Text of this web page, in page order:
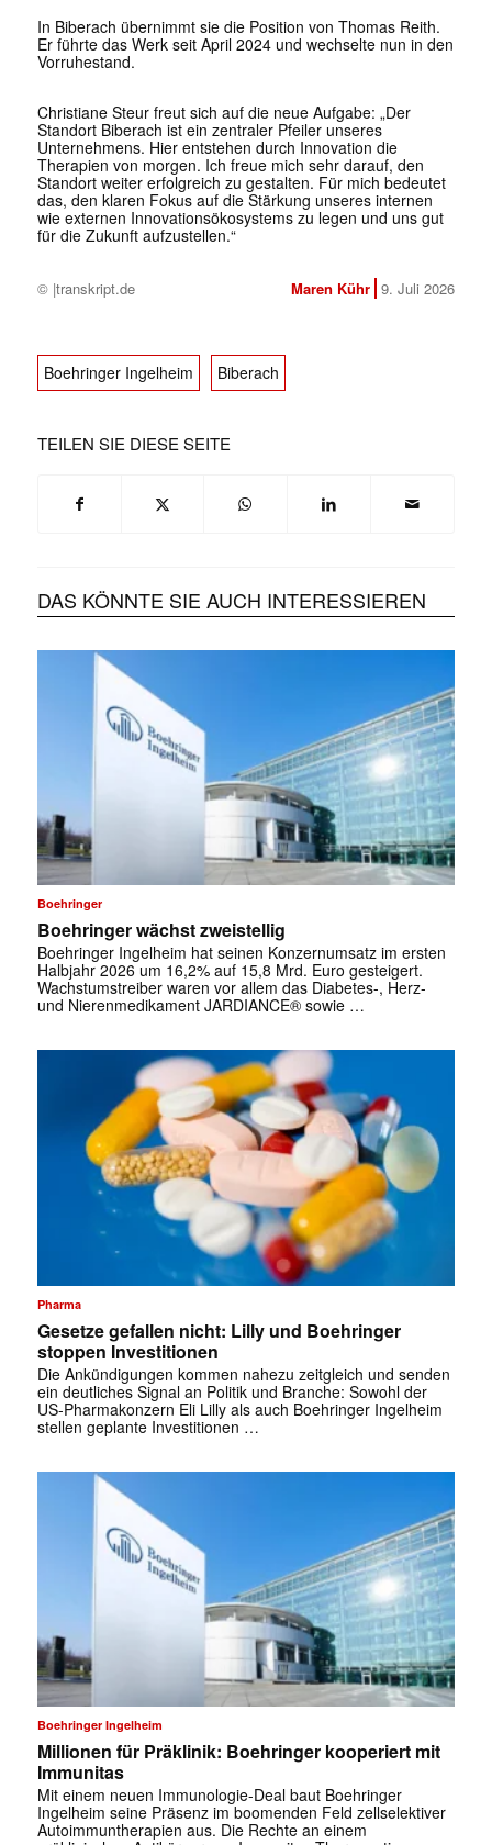
In Biberach übernimmt sie die Position von Thomas Reith.
Er führte das Werk seit April 2024 und wechselte nun in den
Vorruhestand.
Christiane Steur freut sich auf die neue Aufgabe: „Der
Standort Biberach ist ein zentraler Pfeiler unseres
Unternehmens. Hier entstehen durch Innovation die
Therapien von morgen. Ich freue mich sehr darauf, den
Standort weiter erfolgreich zu gestalten. Für mich bedeutet
das, den klaren Fokus auf die Stärkung unseres internen
wie externen Innovationsökosystems zu legen und uns gut
für die Zukunft aufzustellen.“
© |transkript.de Maren Kühr 9. Juli 2026
Boehringer Ingelheim Biberach
TEILEN SIE DIESE SEITE
DAS KÖNNTE SIE AUCH INTERESSIEREN
Boehringer
Boehringer wächst zweistellig
Boehringer Ingelheim hat seinen Konzernumsatz im ersten
Halbjahr 2026 um 16,2% auf 15,8 Mrd. Euro gesteigert.
Wachstumstreiber waren vor allem das Diabetes-, Herz-
und Nierenmedikament JARDIANCE® sowie …
Pharma
Gesetze gefallen nicht: Lilly und Boehringer
stoppen Investitionen
Die Ankündigungen kommen nahezu zeitgleich und senden
ein deutliches Signal an Politik und Branche: Sowohl der
US-Pharmakonzern Eli Lilly als auch Boehringer Ingelheim
stellen geplante Investitionen …
Boehringer Ingelheim
Millionen für Präklinik: Boehringer kooperiert mit
Immunitas
Mit einem neuen Immunologie-Deal baut Boehringer
Ingelheim seine Präsenz im boomenden Feld zellselektiver
Autoimmuntherapien aus. Die Rechte an einem